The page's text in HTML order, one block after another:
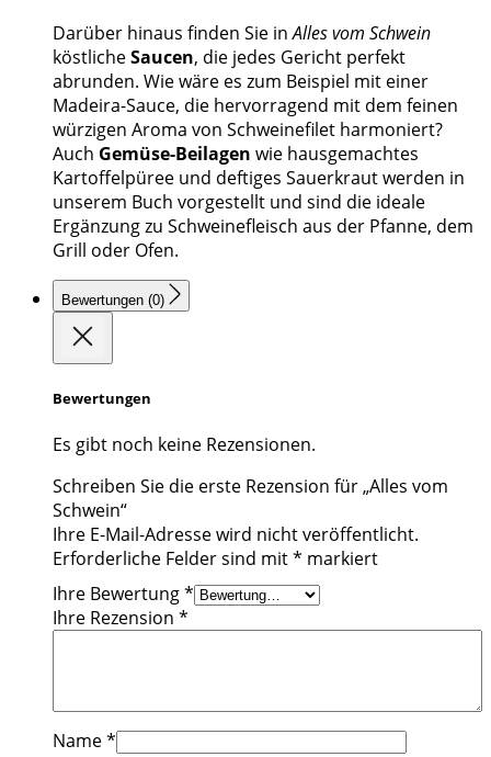
Darüber hinaus finden Sie inAlles vom Schwein
köstlicheSaucen, die jedes Gericht perfekt
abrunden. Wie wäre es zum Beispiel mit einer
Madeira-Sauce, die hervorragend mit dem feinen
würzigen Aroma von Schweinefilet harmoniert?
Auch Gemüse-Beilagen wie hausgemachtes
Kartoffelpüree und deftiges Sauerkraut werden in
unserem Buch vorgestellt und sind die ideale
Ergänzung zu Schweinefleisch aus der Pfanne, dem
Grill oder Ofen.
Bewertungen (0)
Bewertungen
Es gibt noch keine Rezensionen.
Schreiben Sie die erste Rezension für „Alles vom
Schwein“
Ihre E-Mail-Adresse wird nicht veröffentlicht.
Erforderliche Felder sind mit* markiert
Ihre Bewertung*
Ihre Rezension *
Name*